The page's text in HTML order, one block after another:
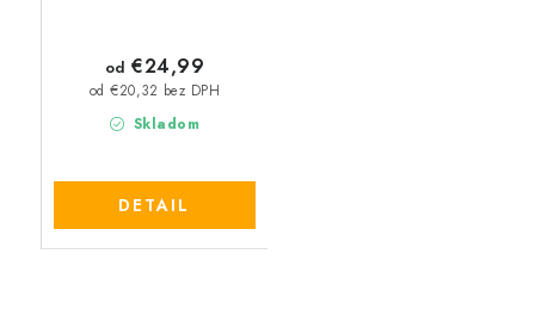
Skladom
od €20,32 bez DPH
od €24,99
DETAIL